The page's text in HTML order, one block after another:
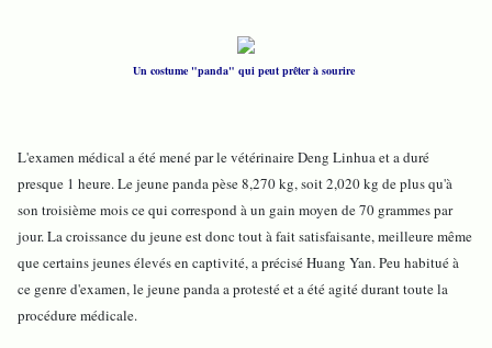
Un costume "panda" qui peut prêter à sourire
L'examen médical a été mené par le vétérinaire Deng Linhua et a duré
presque 1 heure. Le jeune panda pèse 8,270 kg, soit 2,020 kg de plus qu'à
son troisième mois ce qui correspond à un gain moyen de 70 grammes par
jour. La croissance du jeune est donc tout à fait satisfaisante, meilleure même
que certains jeunes élevés en captivité, a précisé Huang Yan. Peu habitué à
ce genre d'examen, le jeune panda a protesté et a été agité durant toute la
procédure médicale.